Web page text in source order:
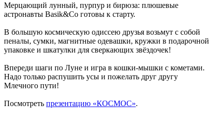
Мерцающий лунный, пурпур и бирюза: плюшевые
астронавты Basik&Co готовы к старту.
В большую космическую одиссею друзья возьмут с собой
пеналы, сумки, магнитные одевашки, кружки в подарочной
упаковке и шкатулки для сверкающих звёздочек!
Впереди шаги по Луне и игра в кошки-мышки с кометами.
Надо только распушить усы и пожелать друг другу
Млечного пути!
Посмотреть презентацию «КОСМОС».